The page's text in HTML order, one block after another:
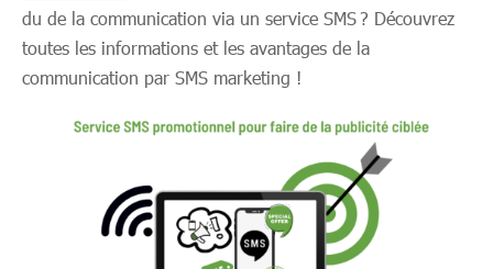
du de la communication via un service SMS ? Découvrez
toutes les informations et les avantages de la
communication par SMS marketing !